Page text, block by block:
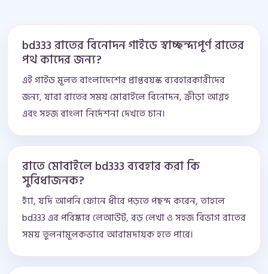
bd333 রাতের বিনোদন গাইডে স্বাচ্ছন্দ্যপূর্ণ রাতের
পথ কাদের জন্য?
এই গাইড মূলত বাংলাদেশের প্রাপ্তবয়স্ক ব্যবহারকারীদের
জন্য, যারা রাতের সময় মোবাইলে বিনোদন, ক্রীড়া আগ্রহ
এবং সহজ বাংলা নির্দেশনা দেখতে চান।
রাতে মোবাইলে bd333 ব্যবহার করা কি
সুবিধাজনক?
হ্যাঁ, যদি আপনি ফোনে ধীরে পড়তে পছন্দ করেন, তাহলে
bd333 এর পরিষ্কার লেআউট, বড় লেখা ও সহজ বিভাগ রাতের
সময় তুলনামূলকভাবে আরামদায়ক হতে পারে।